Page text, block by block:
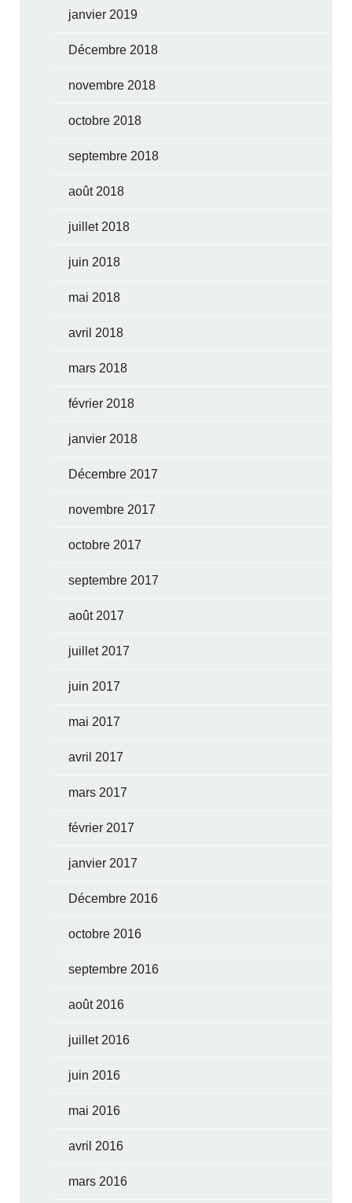
janvier 2019
Décembre 2018
novembre 2018
octobre 2018
septembre 2018
août 2018
juillet 2018
juin 2018
mai 2018
avril 2018
mars 2018
février 2018
janvier 2018
Décembre 2017
novembre 2017
octobre 2017
septembre 2017
août 2017
juillet 2017
juin 2017
mai 2017
avril 2017
mars 2017
février 2017
janvier 2017
Décembre 2016
octobre 2016
septembre 2016
août 2016
juillet 2016
juin 2016
mai 2016
avril 2016
mars 2016